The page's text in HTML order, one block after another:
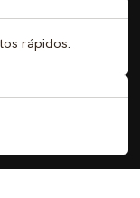
rápidos.